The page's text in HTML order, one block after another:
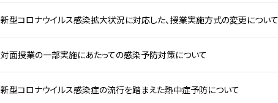
新型コロナウイルス感染拡大状況に対応した、授業実施方式の変更について
対面授業の一部実施にあたっての感染予防対策について
新型コロナウイルス感染症の流行を踏まえた熱中症予防について